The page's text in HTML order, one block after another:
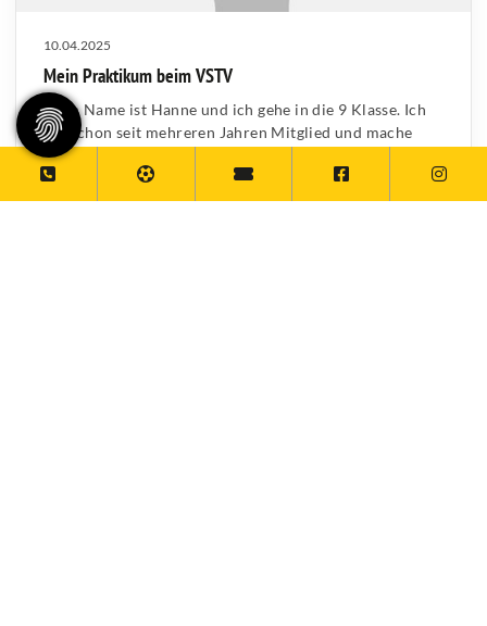
10.04.2025
Mein Praktikum beim VSTV
Mein Name ist Hanne und ich gehe in die 9 Klasse. Ich
bin schon seit mehreren Jahren Mitglied und mache
mein dreiwöchiges Praktikum beim VSTV. Ich hatte mir
erhofft, viel über den Beruf als Sport- und
Fitnesskauffrau zu erfahren und dabei einen hohen